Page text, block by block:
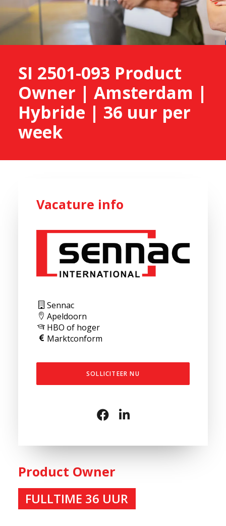
SI 2501-093 Product
Owner | Amsterdam |
Hybride | 36 uur per
week
Product Owner
FULLTIME 36 UUR
Vacature info
Sennac
Apeldoorn
HBO of hoger
Marktconform
SOLLICITEER NU